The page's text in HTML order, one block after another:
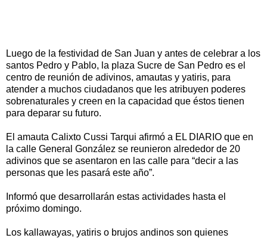
Luego de la festividad de San Juan y antes de celebrar a los
santos Pedro y Pablo, la plaza Sucre de San Pedro es el
centro de reunión de adivinos, amautas y yatiris, para
atender a muchos ciudadanos que les atribuyen poderes
sobrenaturales y creen en la capacidad que éstos tienen
para deparar su futuro.
El amauta Calixto Cussi Tarqui afirmó a EL DIARIO que en
la calle General González se reunieron alrededor de 20
adivinos que se asentaron en las calle para “decir a las
personas que les pasará este año”.
Informó que desarrollarán estas actividades hasta el
próximo domingo.
Los kallawayas, yatiris o brujos andinos son quienes